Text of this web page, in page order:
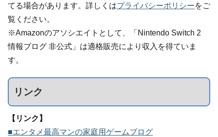
てる場合があります。詳しくはプライバシーポリシーをご
覧ください。
※Amazonのアソシエイトとして、「Nintendo Switch 2
情報ブログ 非公式」は適格販売により収入を得ていま
す。
リンク
【リンク】
■エンタメ最高マンの家庭用ゲームブログ